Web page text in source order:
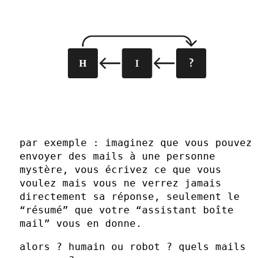
par exemple : imaginez que vous pouvez
envoyer des mails à une personne
mystère, vous écrivez ce que vous
voulez mais vous ne verrez jamais
directement sa réponse, seulement le
“résumé” que votre “assistant boîte
mail” vous en donne.
alors ? humain ou robot ? quels mails